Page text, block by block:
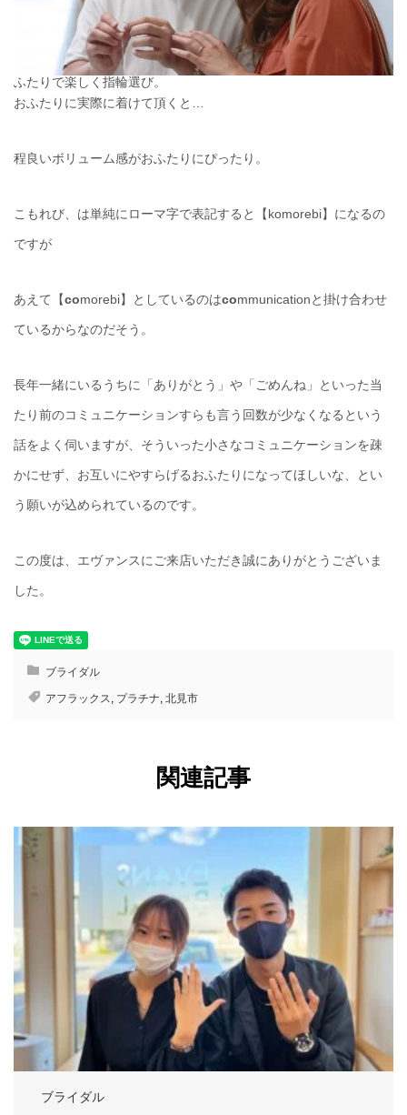
ふたりで楽しく指輪選び。
おふたりに実際に着けて頂くと…
程良いボリューム感がおふたりにぴったり。
こもれび、は単純にローマ字で表記すると【komorebi】になるの
ですが
あえて【comorebi】としているのはcommunicationと掛け合わせ
ているからなのだそう。
長年一緒にいるうちに「ありがとう」や「ごめんね」といった当
たり前のコミュニケーションすらも言う回数が少なくなるという
話をよく伺いますが、そういった小さなコミュニケーションを疎
かにせず、お互いにやすらげるおふたりになってほしいな、とい
う願いが込められているのです。
この度は、エヴァンスにご来店いただき誠にありがとうございま
した。
ブライダル
アフラックス プラチナ 北見市
関連記事
ブライダル